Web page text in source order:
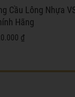
Cầu Lông Nhựa
Hãng
₫